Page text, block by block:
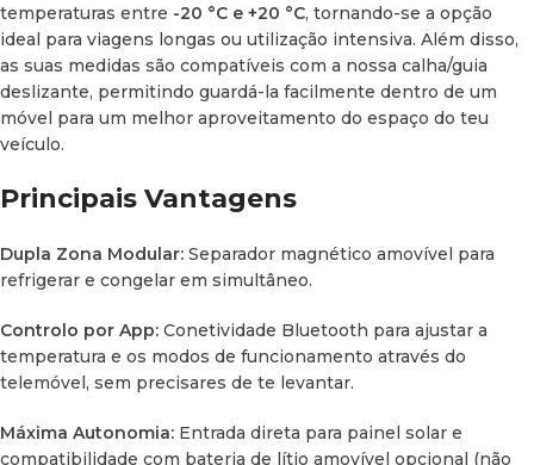
temperaturas entre -20 °C e +20 °C, tornando-se a opção
ideal para viagens longas ou utilização intensiva. Além disso,
as suas medidas são compatíveis com a nossa calha/guia
deslizante, permitindo guardá-la facilmente dentro de um
móvel para um melhor aproveitamento do espaço do teu
veículo.
Principais Vantagens
Dupla Zona Modular: Separador magnético amovível para
refrigerar e congelar em simultâneo.
Controlo por App: Conetividade Bluetooth para ajustar a
temperatura e os modos de funcionamento através do
telemóvel, sem precisares de te levantar.
Máxima Autonomia: Entrada direta para painel solar e
compatibilidade com bateria de lítio amovível opcional (não